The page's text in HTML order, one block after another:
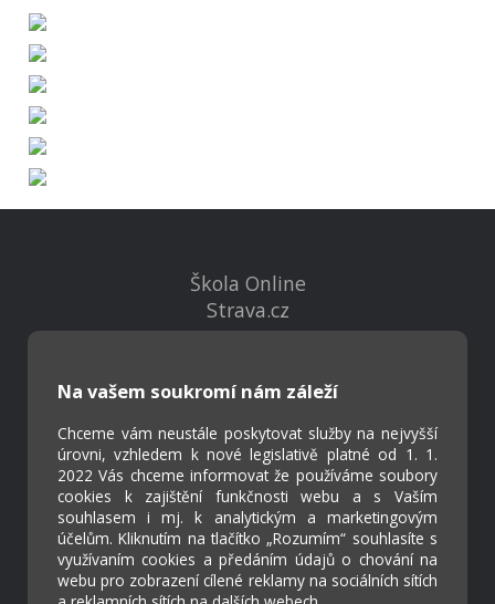
Na vašem soukromí nám záleží
Chceme vám neustále poskytovat služby na nejvyšší
úrovni, vzhledem k nové legislativě platné od 1. 1.
2022 Vás chceme informovat že používáme soubory
cookies k zajištění funkčnosti webu a s Vaším
souhlasem i mj. k analytickým a marketingovým
účelům. Kliknutím na tlačítko „Rozumím“ souhlasíte s
využívaním cookies a předáním údajů o chování na
webu pro zobrazení cílené reklamy na sociálních sítích
Škola Online
Strava.cz
Kontakty
Projekty
Virtuální prohlídka
Cookies
Přístupnost
Přihlášení